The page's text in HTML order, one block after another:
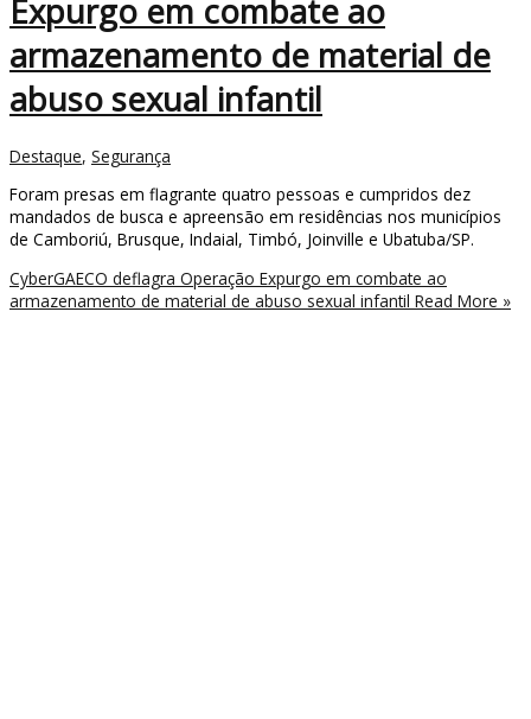
Expurgo em combate ao
armazenamento de material de
abuso sexual infantil
Destaque, Segurança
Foram presas em flagrante quatro pessoas e cumpridos dez
mandados de busca e apreensão em residências nos municípios
de Camboriú, Brusque, Indaial, Timbó, Joinville e Ubatuba/SP.
CyberGAECO deflagra Operação Expurgo em combate ao
armazenamento de material de abuso sexual infantil Read More »